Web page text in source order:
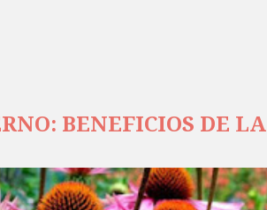
BENEFICIOS DE LA